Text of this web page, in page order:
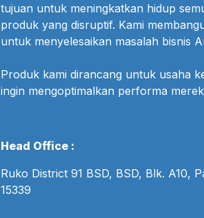
tujuan untuk meningkatkan hidup
produk yang disruptif. Kami
untuk menyelesaikan masalah bisnis
Produk kami dirancang untuk usaha
ingin mengoptimalkan performa
Head Office :
Ruko District 91 BSD, BSD, Blk. A10,
15339